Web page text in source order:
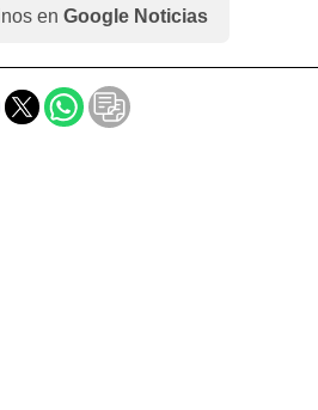
en Google Noticias